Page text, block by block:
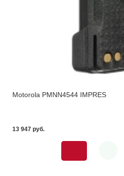
Motorola PMNN4544 IMPRES
13 947 pуб.